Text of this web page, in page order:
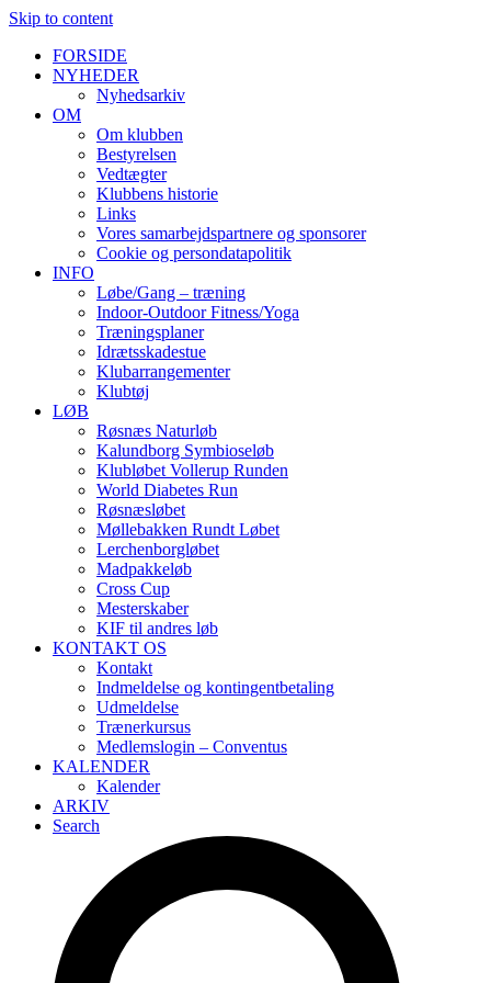
Skip to content
FORSIDE
NYHEDER
Nyhedsarkiv
OM
Om klubben
Bestyrelsen
Vedtægter
Klubbens historie
Links
Vores samarbejdspartnere og sponsorer
Cookie og persondatapolitik
INFO
Løbe/Gang – træning
Indoor-Outdoor Fitness/Yoga
Træningsplaner
Idrætsskadestue
Klubarrangementer
Klubtøj
LØB
Røsnæs Naturløb
Kalundborg Symbioseløb
Klubløbet Vollerup Runden
World Diabetes Run
Røsnæsløbet
Møllebakken Rundt Løbet
Lerchenborgløbet
Madpakkeløb
Cross Cup
Mesterskaber
KIF til andres løb
KONTAKT OS
Kontakt
Indmeldelse og kontingentbetaling
Udmeldelse
Trænerkursus
Medlemslogin – Conventus
KALENDER
Kalender
ARKIV
Search